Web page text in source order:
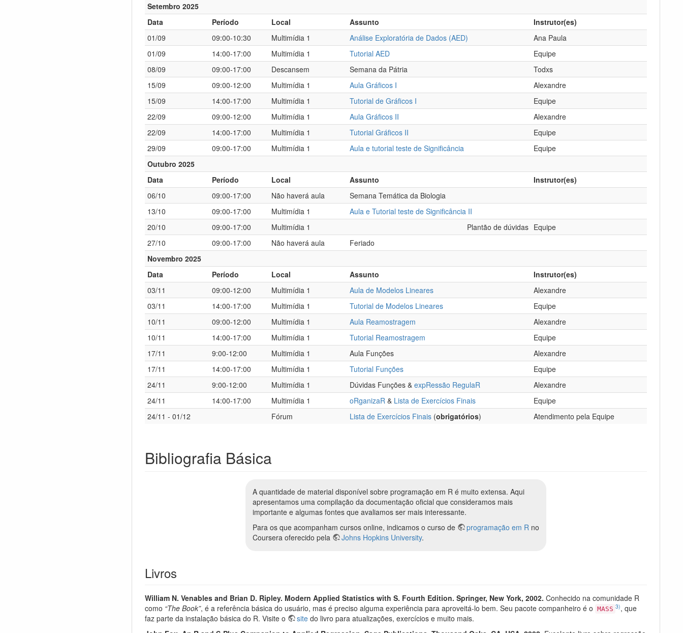
Setembro 2025
Data
Período Local Assunto
Instrutor(es)
01/09
09:00-10:30 Multimídia 1 Análise Exploratória de Dados (AED)
Ana Paula
01/09
14:00-17:00 Multimídia 1 Tutorial AED
Equipe
08/09
09:00-17:00 Descansem Semana da Pátria
Todxs
15/09
09:00-12:00 Multimídia 1 Aula Gráficos I
Alexandre
15/09
14:00-17:00 Multimídia 1 Tutorial de Gráficos I
Equipe
22/09
09:00-12:00 Multimídia 1 Aula Gráficos II
Alexandre
22/09
14:00-17:00 Multimídia 1 Tutorial Gráficos II
Equipe
29/09
09:00-17:00 Multimídia 1 Aula e tutorial teste de Significância
Equipe
Outubro 2025
Data
Período Local Assunto
Instrutor(es)
06/10
09:00-17:00 Não haverá aula
Semana Temática da Biologia
13/10
09:00-17:00 Multimídia 1
Aula e Tutorial teste de Significância II
20/10
09:00-17:00 Multimídia 1 Plantão de dúvidas Equipe
27/10
09:00-17:00 Não haverá aula
Feriado
Novembro 2025
Data
Período Local Assunto
Instrutor(es)
03/11
09:00-12:00 Multimídia 1 Aula de Modelos Lineares
Alexandre
03/11
14:00-17:00 Multimídia 1 Tutorial de Modelos Lineares
Equipe
10/11
09:00-12:00 Multimídia 1 Aula Reamostragem
Alexandre
10/11
14:00-17:00 Multimídia 1 Tutorial Reamostragem
Equipe
17/11
9:00-12:00 Multimídia 1 Aula Funções
Alexandre
17/11
14:00-17:00 Multimídia 1 Tutorial Funções
Equipe
24/11
9:00-12:00 Multimídia 1 Dúvidas Funções & expRessão RegulaR
Alexandre
24/11
14:00-17:00 Multimídia 1 oRganizaR & Lista de Exercícios Finais
Equipe
24/11 - 01/12
Fórum Lista de Exercícios Finais (obrigatórios) Atendimento pela Equipe
Bibliografia Básica
A quantidade de material disponível sobre programação em R é muito extensa. Aqui
apresentamos uma compilação da documentação oficial que consideramos mais
importante e algumas fontes que avaliamos ser mais interessante.
Para os que acompanham cursos online, indicamos o curso de
programação em R no
Coursera oferecido pela
Johns Hopkins University.
Livros
William N. Venables and Brian D. Ripley. Modern Applied Statistics with S. Fourth Edition. Springer, New York, 2002. Conhecido na comunidade R
como “The Book”, é a referência básica do usuário, mas é preciso alguma experiência para aproveitá-lo bem. Seu pacote companheiro é o MASS 3), que
faz parte da instalação básica do R. Visite o
site do livro para atualizações, exercícios e muito mais.